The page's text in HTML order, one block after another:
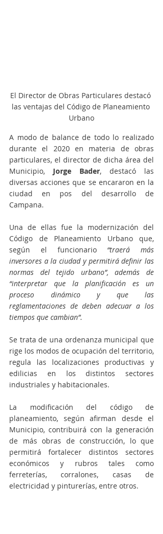
El Director de Obras Particulares destacó
las ventajas del Código de Planeamiento
Urbano
A modo de balance de todo lo realizado
durante el 2020 en materia de obras
particulares, el director de dicha área del
Municipio, Jorge Bader, destacó las
diversas acciones que se encararon en la
ciudad en pos del desarrollo de
Campana.
Una de ellas fue la modernización del
Código de Planeamiento Urbano que,
según el funcionario “traerá más
inversores a la ciudad y permitirá definir las
normas del tejido urbano”, además de
“interpretar que la planificación es un
proceso dinámico y que las
reglamentaciones de deben adecuar a los
tiempos que cambian”.
Se trata de una ordenanza municipal que
rige los modos de ocupación del territorio,
regula las localizaciones productivas y
edilicias en los distintos sectores
industriales y habitacionales.
La modificación del código de
planeamiento, según afirman desde el
Municipio, contribuirá con la generación
de más obras de construcción, lo que
permitirá fortalecer distintos sectores
económicos y rubros tales como
ferreterías, corralones, casas de
electricidad y pinturerías, entre otros.